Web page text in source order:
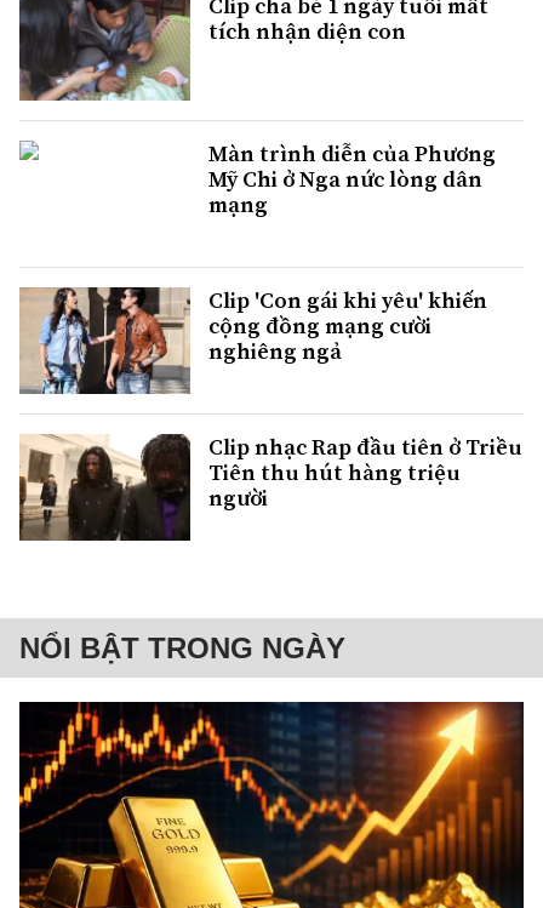
tích nhận diện con
Màn trình diễn của Phương
Mỹ Chi ở Nga nức lòng dân
mạng
Clip 'Con gái khi yêu' khiến
cộng đồng mạng cười
nghiêng ngả
Clip nhạc Rap đầu tiên ở Triều
Tiên thu hút hàng triệu
người
NỔI BẬT TRONG NGÀY